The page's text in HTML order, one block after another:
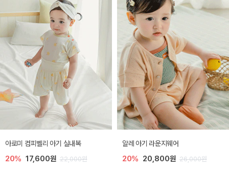
아로미 컴피벨리 아기 실내복
20% 17,600원 22,000원
알레 아기 라운지웨어
20% 20,800원 26,000원